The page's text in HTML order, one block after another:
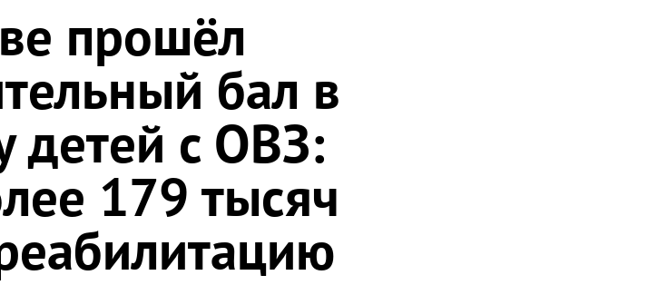
прошёл
бал в
детей с ОВЗ:
179 тысяч